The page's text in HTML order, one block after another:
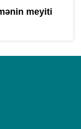
meyiti